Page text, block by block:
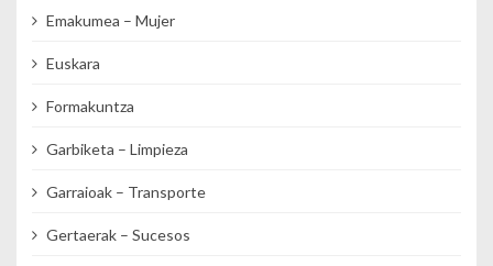
Emakumea – Mujer
Euskara
Formakuntza
Garbiketa – Limpieza
Garraioak – Transporte
Gertaerak – Sucesos